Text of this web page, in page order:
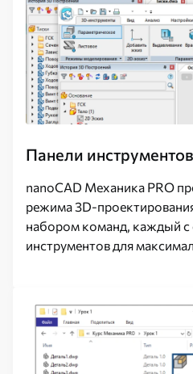
Панели инструментов
nanoCAD Механика PRO
режима 3D-
набором команд, каждый с
инструментов для